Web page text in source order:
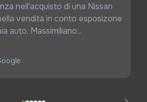
nell'acquisto di una Nissan
vendita in conto esposizone
auto. Massimiliano...